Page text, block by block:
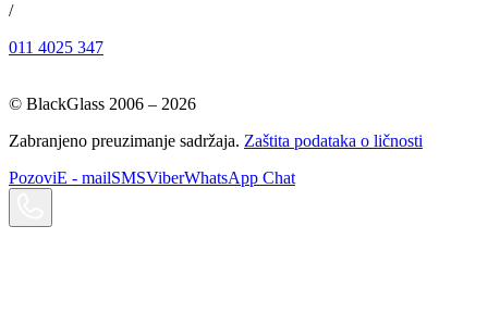
/
011 4025 347
© BlackGlass 2006 – 2026
Zabranjeno preuzimanje sadržaja. Zaštita podataka o ličnosti
PozoviE - mailSMSViberWhatsApp Chat